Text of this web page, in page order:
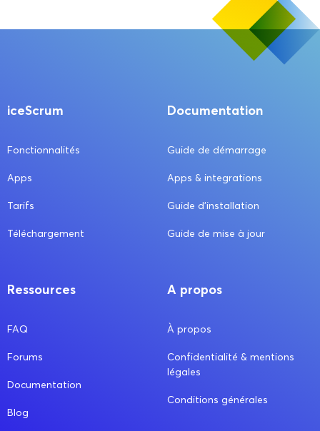
iceScrum
Fonctionnalités
Apps
Tarifs
Téléchargement
Documentation
Guide de démarrage
Apps & integrations
Guide d’installation
Guide de mise à jour
Ressources
FAQ
Forums
Documentation
Blog
A propos
À propos
Confidentialité & mentions
légales
Conditions générales